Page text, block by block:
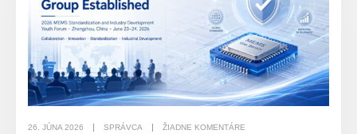
26. JÚNA 2026 SPRÁVCA ŽIADNE KOMENTÁRE